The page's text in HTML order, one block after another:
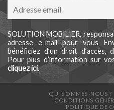
SOLUTION MOBILIER,
adresse e-mail pour vous
bénéficiez d’un droit
Pour plus d’information sur
cliquez ici.
QUI SOMMES-NOUS ?
CONDITIONS
POLITIQUE DE